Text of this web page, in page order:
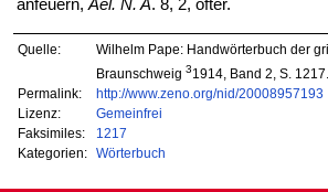
anfeuern,Ael. N. A. 8, 2, öfter.
Quelle:
Wilhelm Pape: Handwörterbuch der
Braunschweig 31914, Band 2, S. 1217.
Permalink:
http://www.zeno.org/nid/20008957193
Lizenz:
Gemeinfrei
Faksimiles:
1217
Kategorien:
Wörterbuch